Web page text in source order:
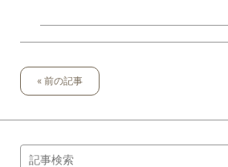
« 前の記事